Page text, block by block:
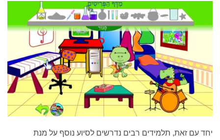
יחד עם זאת, תלמידים רבים נדרשים לסיוע נוסף על מנת